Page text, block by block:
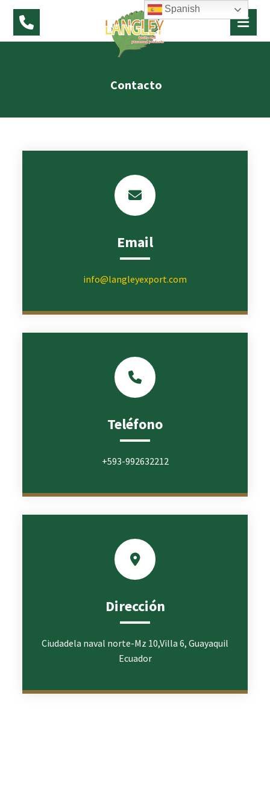
Contacto
Email
info@langleyexport.com
Teléfono
+593-992632212
Dirección
Ciudadela naval norte-Mz 10,Villa 6, Guayaquil
Ecuador
Spanish